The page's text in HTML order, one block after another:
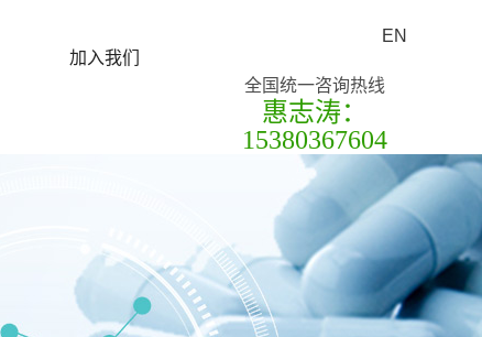
EN
加入我们
全国统一咨询热线
惠志涛：
15380367604